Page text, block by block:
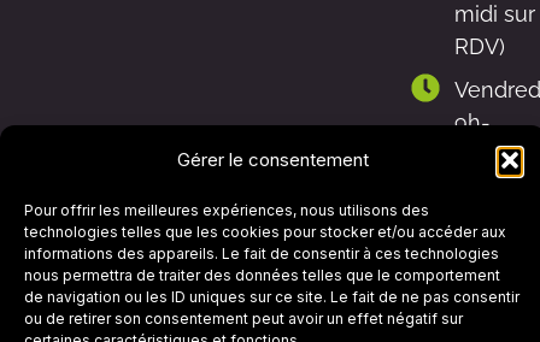
Gérer le consentement
Pour offrir les meilleures expériences, nous utilisons des
technologies telles que les cookies pour stocker et/ou accéder aux
informations des appareils. Le fait de consentir à ces technologies
nous permettra de traiter des données telles que le comportement
de navigation ou les ID uniques sur ce site. Le fait de ne pas consentir
ou de retirer son consentement peut avoir un effet négatif sur
midi sur
RDV)
9h-
12h30 et
Samedi
9h-12h